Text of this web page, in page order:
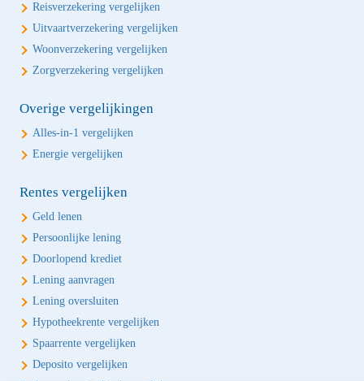
Reisverzekering vergelijken
Uitvaartverzekering vergelijken
Woonverzekering vergelijken
Zorgverzekering vergelijken
Overige vergelijkingen
Alles-in-1 vergelijken
Energie vergelijken
Rentes vergelijken
Geld lenen
Persoonlijke lening
Doorlopend krediet
Lening aanvragen
Lening oversluiten
Hypotheekrente vergelijken
Spaarrente vergelijken
Deposito vergelijken